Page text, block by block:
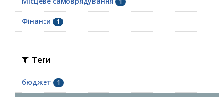
Фінанси 1
Теги
бюджет 1